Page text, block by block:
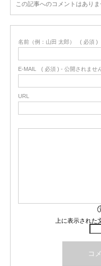
この記事へのコメントはありま
名前（例：山田 太郎） ( 必須 )
E-MAIL ( 必須 ) - 公開されませ
URL
上に表示された